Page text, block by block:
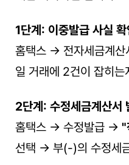
1단계: 이중발급 사실 확
홈택스 → 전자세금계
일 거래에 2건이 잡히는
2단계: 수정세금계산서
홈택스 → 수정발급 → "
선택 → 부(-)의 수정세